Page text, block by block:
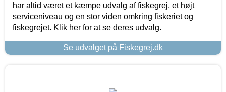
har altid været et kæmpe udvalg af fiskegrej, et højt
serviceniveau og en stor viden omkring fiskeriet og
fiskegrejet. Klik her for at se deres udvalg.
Se udvalget på Fiskegrej.dk